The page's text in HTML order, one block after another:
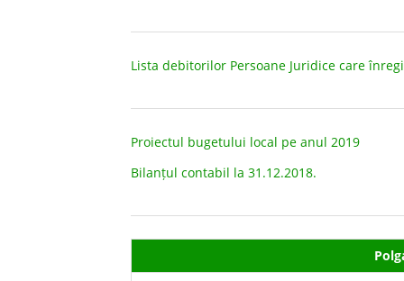
Lista debitorilor Persoane Juridice care
Proiectul bugetului local pe anul 2019
Bilanțul contabil la 31.12.2018.